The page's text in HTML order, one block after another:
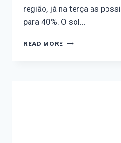
região, já na terça as
para 40%. O sol…
READ MORE